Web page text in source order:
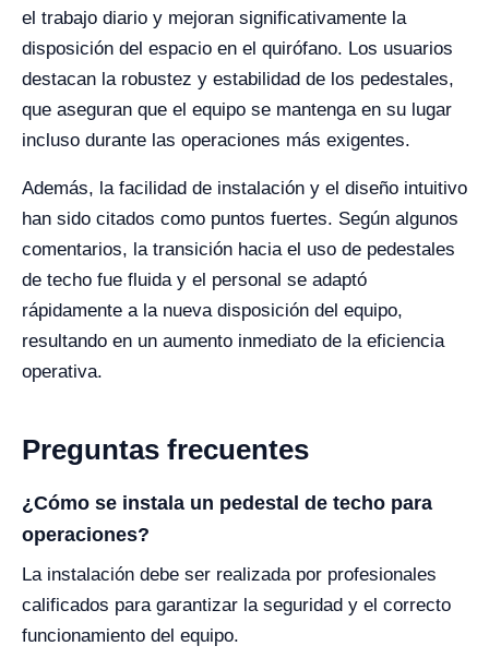
el trabajo diario y mejoran significativamente la
disposición del espacio en el quirófano. Los usuarios
destacan la robustez y estabilidad de los pedestales,
que aseguran que el equipo se mantenga en su lugar
incluso durante las operaciones más exigentes.
Además, la facilidad de instalación y el diseño intuitivo
han sido citados como puntos fuertes. Según algunos
comentarios, la transición hacia el uso de pedestales
de techo fue fluida y el personal se adaptó
rápidamente a la nueva disposición del equipo,
resultando en un aumento inmediato de la eficiencia
operativa.
Preguntas frecuentes
¿Cómo se instala un pedestal de techo para
operaciones?
La instalación debe ser realizada por profesionales
calificados para garantizar la seguridad y el correcto
funcionamiento del equipo.